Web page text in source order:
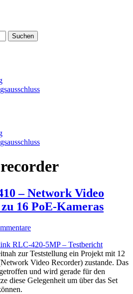
recorder
– Network Video
16 PoE-Kameras
RLC-420-5MP – Testbericht
zur Teststellung ein Projekt mit 12
Video Recorder) zustande. Das
und wird gerade für den
diese Gelegenheit um über das Set